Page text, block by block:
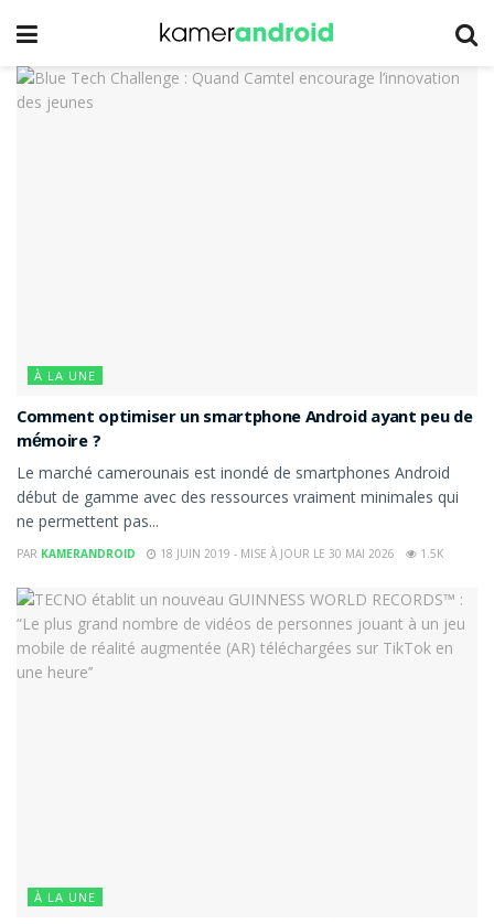
À LA UNE
Comment optimiser un smartphone Android ayant peu de
mémoire ?
Le marché camerounais est inondé de smartphones Android
début de gamme avec des ressources vraiment minimales qui
ne permettent pas...
PAR KAMERANDROID 18 JUIN 2019 - MISE À JOUR LE 30 MAI 2026 1.5K
À LA UNE